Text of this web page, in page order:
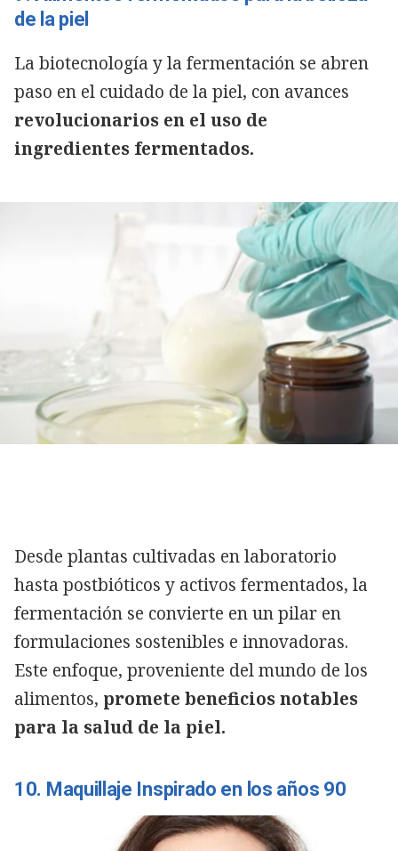
de la piel
La biotecnología y la fermentación se abren
paso en el cuidado de la piel, con avances
revolucionarios en el uso de
ingredientes fermentados.
Desde plantas cultivadas en laboratorio
hasta postbióticos y activos fermentados, la
fermentación se convierte en un pilar en
formulaciones sostenibles e innovadoras.
Este enfoque, proveniente del mundo de los
alimentos, promete beneficios notables
para la salud de la piel.
10. Maquillaje Inspirado en los años 90